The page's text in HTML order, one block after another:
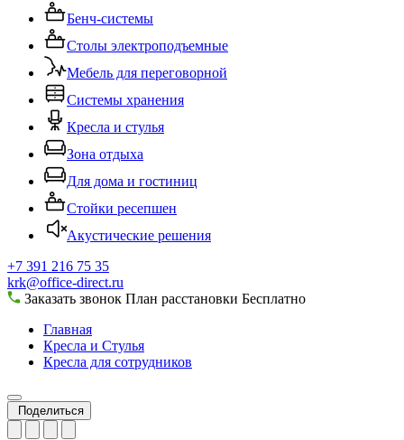
Бенч-системы
Столы электроподъемные
Мебель для переговорной
Системы хранения
Кресла и стулья
Зона отдыха
Для дома и гостиниц
Стойки ресепшен
Акустические решения
+7 391 216 75 35
krk@office-direct.ru
Заказать звонок План расстановки Бесплатно
Главная
Кресла и Стулья
Кресла для сотрудников
Поделиться